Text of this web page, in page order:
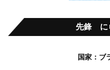
先鋒 に
国家：ブ